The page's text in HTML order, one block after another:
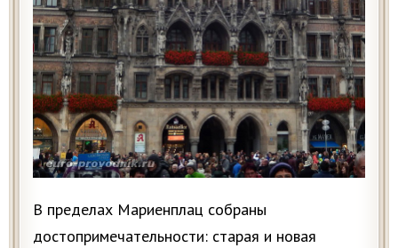
В пределах Мариенплац собраны
достопримечательности: старая и новая